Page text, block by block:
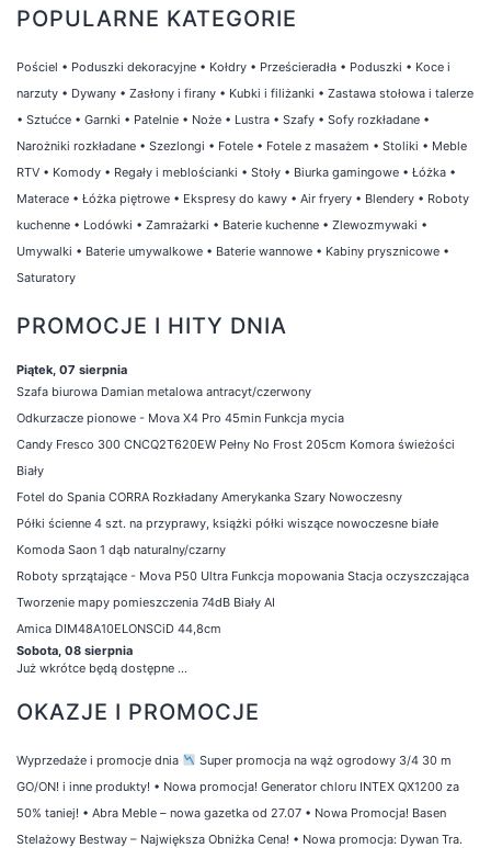
POPULARNE KATEGORIE
Pościel • Poduszki dekoracyjne • Kołdry • Prześcieradła • Poduszki • Koce i
narzuty • Dywany • Zasłony i firany • Kubki i filiżanki • Zastawa stołowa i talerze
• Sztućce • Garnki • Patelnie • Noże • Lustra • Szafy • Sofy rozkładane •
Narożniki rozkładane • Szezlongi • Fotele • Fotele z masażem • Stoliki • Meble
RTV • Komody • Regały i meblościanki • Stoły • Biurka gamingowe • Łóżka •
Materace • Łóżka piętrowe • Ekspresy do kawy • Air fryery • Blendery • Roboty
kuchenne • Lodówki • Zamrażarki • Baterie kuchenne • Zlewozmywaki •
Umywalki • Baterie umywalkowe • Baterie wannowe • Kabiny prysznicowe •
Saturatory
PROMOCJE I HITY DNIA
Piątek, 07 sierpnia
Szafa biurowa Damian metalowa antracyt/czerwony
Odkurzacze pionowe - Mova X4 Pro 45min Funkcja mycia
Candy Fresco 300 CNCQ2T620EW Pełny No Frost 205cm Komora świeżości
Biały
Fotel do Spania CORRA Rozkładany Amerykanka Szary Nowoczesny
Półki ścienne 4 szt. na przyprawy, książki półki wiszące nowoczesne białe
Komoda Saon 1 dąb naturalny/czarny
Roboty sprzątające - Mova P50 Ultra Funkcja mopowania Stacja oczyszczająca
Tworzenie mapy pomieszczenia 74dB Biały AI
Amica DIM48A10ELONSCiD 44,8cm
Sobota, 08 sierpnia
Już wkrótce będą dostępne ...
OKAZJE I PROMOCJE
Wyprzedaże i promocje dnia
Super promocja na wąż ogrodowy 3/4 30 m
GO/ON! i inne produkty! • Nowa promocja! Generator chloru INTEX QX1200 za
50% taniej! • Abra Meble – nowa gazetka od 27.07 • Nowa Promocja! Basen
Stelażowy Bestway – Największa Obniżka Cena! • Nowa promocja: Dywan Tra.